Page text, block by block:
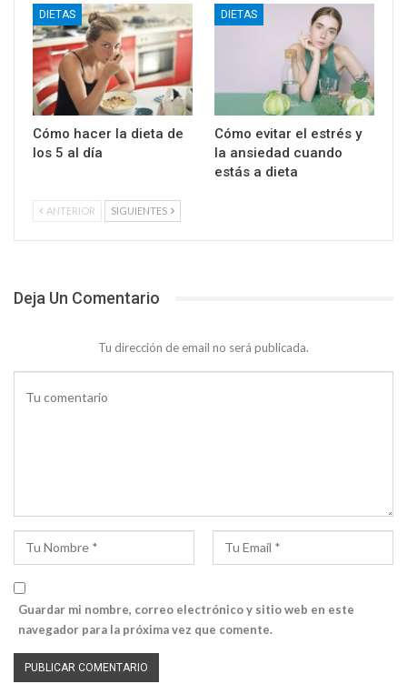
DIETAS
Cómo hacer la dieta de
los 5 al día
DIETAS
Cómo evitar el estrés y
la ansiedad cuando
estás a dieta
ANTERIOR SIGUIENTES
Deja Un Comentario
Tu dirección de email no será publicada.
Guardar mi nombre, correo electrónico y sitio web en este
navegador para la próxima vez que comente.